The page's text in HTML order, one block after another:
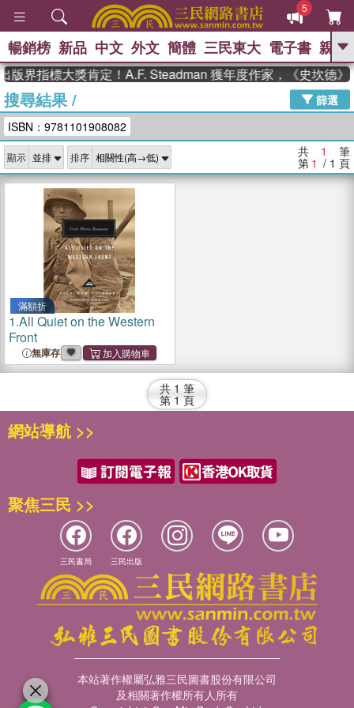
5
GO
The Odyssey 、
父親節 、 如果歷史是一群喵 、 暑期
念華 、 台灣的李登輝時代 、 數學女
孩：黎曼猜想
偉大的迷走神經
暢銷榜 新品 中文 外文 簡體 三民東大 電子書 親子
版界指標大獎肯定！A.F. Steadman 獲年度作家，《史坎德》
搜尋結果/
篩選
ISBN：9781101908082
顯示 排序 共 1 筆
第 1 / 1 頁
滿額折
1.All Quiet on the Western
Front
無庫存
共 1 筆
第 1 頁
網站導航 >>
聚焦三民 >>
三民書局 三民出版
本站著作權屬弘雅三民圖書股份有限公司
及相關著作權所有人所有